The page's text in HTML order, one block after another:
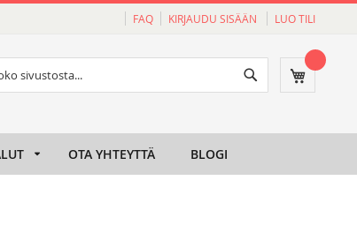
FAQ KIRJAUDU SISÄÄN LUO TILI
Ostoskori
OTA YHTEYTTÄ BLOGI